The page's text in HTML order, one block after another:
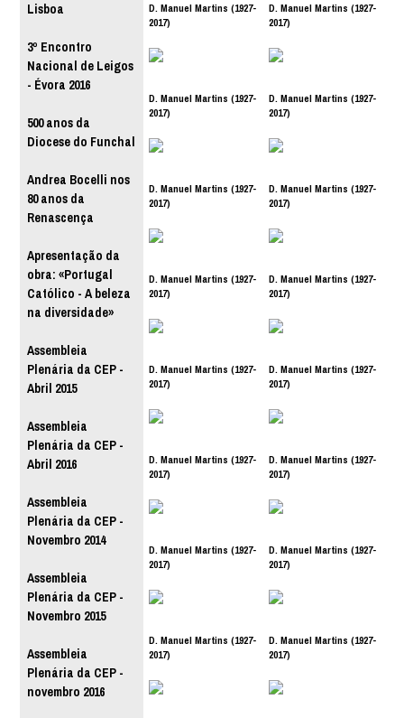
Lisboa
3º Encontro
Nacional de Leigos
- Évora 2016
500 anos da
Diocese do Funchal
Andrea Bocelli nos
80 anos da
Renascença
Apresentação da
obra: «Portugal
Católico - A beleza
na diversidade»
Assembleia
Plenária da CEP -
Abril 2015
Assembleia
Plenária da CEP -
Abril 2016
Assembleia
Plenária da CEP -
Novembro 2014
Assembleia
Plenária da CEP -
Novembro 2015
Assembleia
Plenária da CEP -
novembro 2016
D. Manuel Martins (1927-
2017)
D. Manuel Martins (1927-
2017)
D. Manuel Martins (1927-
2017)
D. Manuel Martins (1927-
2017)
D. Manuel Martins (1927-
2017)
D. Manuel Martins (1927-
2017)
D. Manuel Martins (1927-
2017)
D. Manuel Martins (1927-
2017)
D. Manuel Martins (1927-
2017)
D. Manuel Martins (1927-
2017)
D. Manuel Martins (1927-
2017)
D. Manuel Martins (1927-
2017)
D. Manuel Martins (1927-
2017)
D. Manuel Martins (1927-
2017)
D. Manuel Martins (1927-
2017)
D. Manuel Martins (1927-
2017)